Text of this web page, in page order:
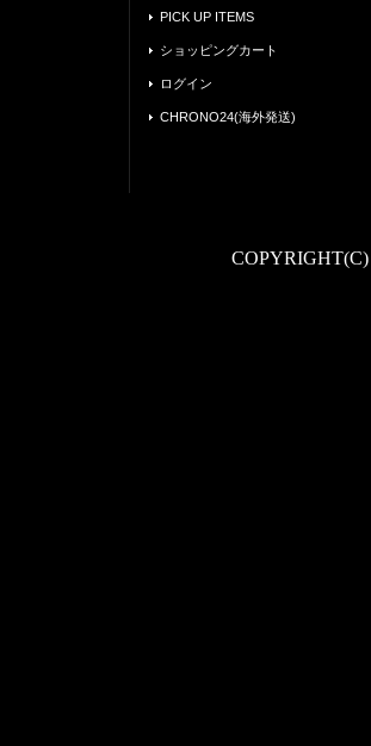
PICK UP ITEMS
ショッピングカート
ログイン
CHRONO24(海外発送)